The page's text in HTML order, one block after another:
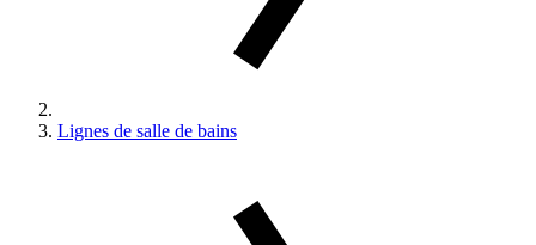
Lignes de salle de bains